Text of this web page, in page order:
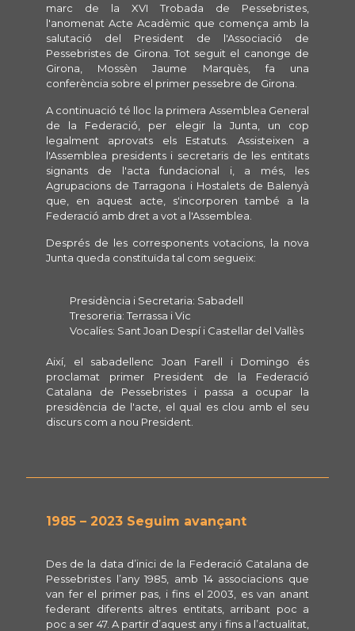
marc de la XVI Trobada de Pessebristes,
l'anomenat Acte Acadèmic que comença amb la
salutació del President de l'Associació de
Pessebristes de Girona. Tot seguit el canonge de
Girona, Mossèn Jaume Marquès, fa una
conferència sobre el primer pessebre de Girona.
A continuació té lloc la primera Assemblea General
de la Federació, per elegir la Junta, un cop
legalment aprovats els Estatuts. Assisteixen a
l'Assemblea presidents i secretaris de les entitats
signants de l'acta fundacional i, a més, les
Agrupacions de Tarragona i Hostalets de Balenyà
que, en aquest acte, s'incorporen també a la
Federació amb dret a vot a l'Assemblea.
Després de les corresponents votacions, la nova
Junta queda constituïda tal com segueix:
Presidència i Secretaria: Sabadell
Tresoreria: Terrassa i Vic
Vocalíes: Sant Joan Despí i Castellar del Vallès
Així, el sabadellenc Joan Farell i Domingo és
proclamat primer President de la Federació
Catalana de Pessebristes i passa a ocupar la
presidència de l'acte, el qual es clou amb el seu
discurs com a nou President.
1985 – 2023 Seguim avançant
Des de la data d’inici de la Federació Catalana de
Pessebristes l’any 1985, amb 14 associacions que
van fer el primer pas, i fins el 2003, es van anant
federant diferents altres entitats, arribant poc a
poc a ser 47. A partir d’aquest any i fins a l’actualitat,